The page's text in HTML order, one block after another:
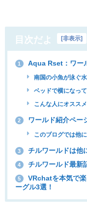
目次だよ 非表示
1 Aqua Rset：ワー
南国の小魚が泳ぐ
ベッドで横になっ
こんな人にオススメ
2 ワールド紹介ペー
このブログでは他
3 チルワールドは他
4 チルワールド最新
5
VRchatを本気で
ーグル3選！